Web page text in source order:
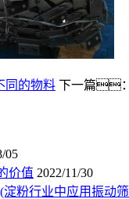
同的物料 下一篇：
05
价值 2022/11/30
粉行业中应用振动